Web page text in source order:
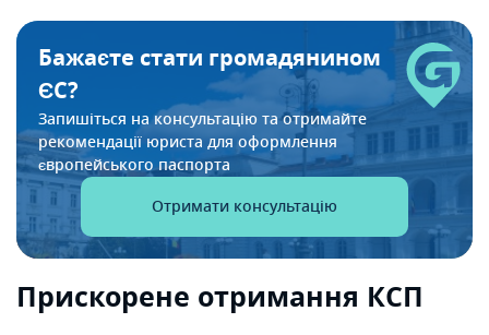
Бажаєте стати громадянином
ЄС?
Запишіться на консультацію та отримайте
рекомендаціїюриста для оформлення
європейського паспорта
Отримати консультацію
Прискорене отримання КСП